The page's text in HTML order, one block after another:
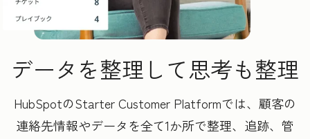
データを整理して思考も整理
HubSpotのStarter Customer Platformでは、顧客の
連絡先情報やデータを全て1か所で整理、追跡、管